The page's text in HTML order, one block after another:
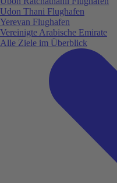
Udon Thani Flughafen
Yerevan Flughafen
Vereinigte Arabische Emirate
Alle Ziele im Überblick